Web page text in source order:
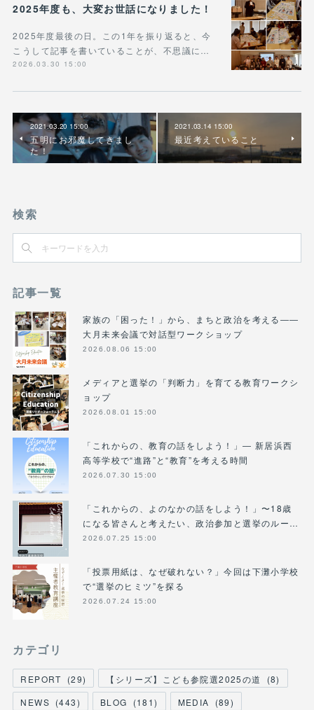
2025年度も、大変お世話になりました！
2025年度最後の日。この1年を振り返ると、今
こうして記事を書いていることが、不思議に…
2026.03.30 15:00
2021.03.20 15:00
五明にお邪魔してきまし
た！
2021.03.14 15:00
最近考えていること
検索
記事一覧
家族の「困った！」から、まちと政治を考える――
大月未来会議で対話型ワークショップ
2026.08.06 15:00
メディアと選挙の「判断力」を育てる教育ワークシ
ョップ
2026.08.01 15:00
「これからの、教育の話をしよう！」― 新居浜西
高等学校で“進路”と“教育”を考える時間
2026.07.30 15:00
「これからの、よのなかの話をしよう！」〜18歳
になる皆さんと考えたい、政治参加と選挙のルー…
2026.07.25 15:00
「投票用紙は、なぜ破れない？」今回は下灘小学校
で“選挙のヒミツ”を探る
2026.07.24 15:00
カテゴリ
REPORT (29) 【シリーズ】こども参院選2025の道 (8)
NEWS (443) BLOG (181) MEDIA (89)